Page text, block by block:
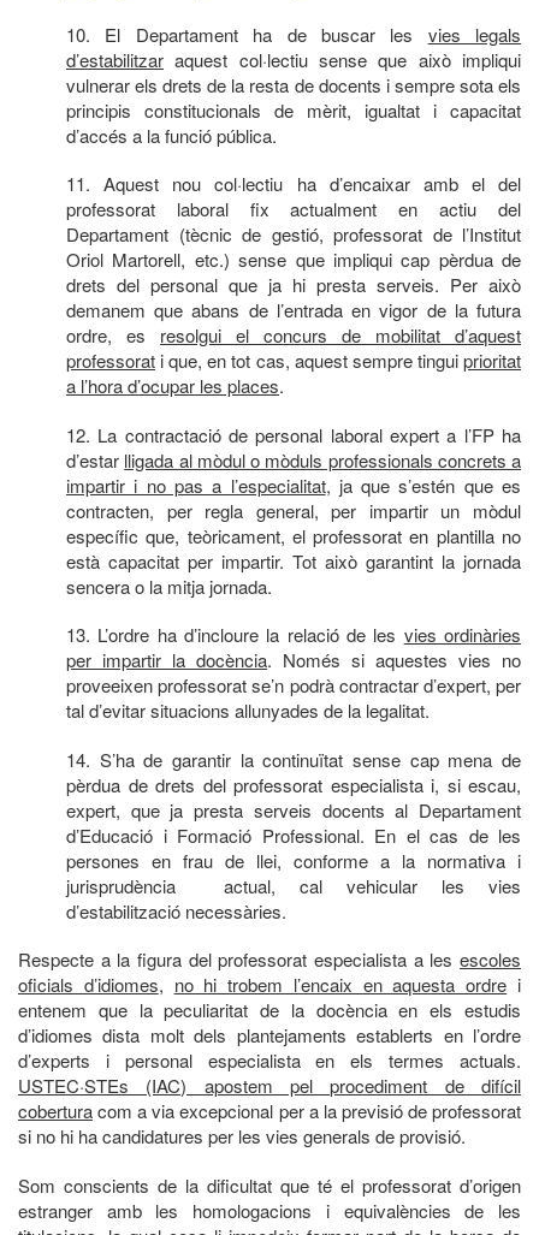
10. El Departament ha de buscar les vies legals
d’estabilitzar aquest col·lectiu sense que això impliqui
vulnerar els drets de la resta de docents i sempre sota els
principis constitucionals de mèrit, igualtat i capacitat
d’accés a la funció pública.
11. Aquest nou col·lectiu ha d’encaixar amb el del
professorat laboral fix actualment en actiu del
Departament (tècnic de gestió, professorat de l’Institut
Oriol Martorell, etc.) sense que impliqui cap pèrdua de
drets del personal que ja hi presta serveis. Per això
demanem que abans de l’entrada en vigor de la futura
ordre, es resolgui el concurs de mobilitat d’aquest
professorat i que, en tot cas, aquest sempre tinguiprioritat
a l’hora d’ocupar les places.
12. La contractació de personal laboral expert a l’FP ha
d’estar lligada al mòdul o mòduls professionals concrets a
impartir i no pas a l’especialitat, ja que s’estén que es
contracten, per regla general, per impartir un mòdul
específic que, teòricament, el professorat en plantilla no
està capacitat per impartir. Tot això garantint la jornada
sencera o la mitja jornada.
13. L’ordre ha d’incloure la relació de les vies ordinàries
per impartir la docència. Només si aquestes vies no
proveeixen professorat se’n podrà contractar d’expert, per
tal d’evitar situacions allunyades de la legalitat.
14. S’ha de garantir la continuïtat sense cap mena de
pèrdua de drets del professorat especialista i, si escau,
expert, que ja presta serveis docents al Departament
d’Educació i Formació Professional. En el cas de les
persones en frau de llei, conforme a la normativa i
jurisprudència actual, cal vehicular les vies
d’estabilització necessàries.
Respecte a la figura del professorat especialista a les escoles
oficials d’idiomes, no hi trobem l’encaix en aquesta ordre i
entenem que la peculiaritat de la docència en els estudis
d’idiomes dista molt dels plantejaments establerts en l’ordre
d’experts i personal especialista en els termes actuals.
USTEC·STEs (IAC) apostem pel procediment de difícil
coberturacom a via excepcional per a la previsió de professorat
si no hi ha candidatures per les vies generals de provisió.
Som conscients de la dificultat que té el professorat d’origen
estranger amb les homologacions i equivalències de les